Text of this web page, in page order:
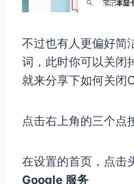
不过也有人更偏好简
词，此时你可以关闭
就来分享下如何关闭
点击右上角的三个点
在设置的首页，点击
Google 服务